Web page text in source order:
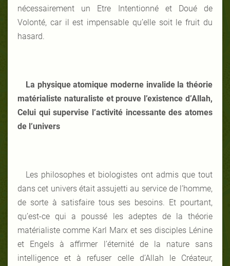
nécessairement un Etre Intentionné et Doué de
Volonté, car il est impensable qu’elle soit le fruit du
hasard.
La physique atomique moderne invalide la théorie
matérialiste naturaliste et prouve l’existence d’Allah,
Celui qui supervise l’activité incessante des atomes
de l’univers
Les philosophes et biologistes ont admis que tout
dans cet univers était assujetti au service de l’homme,
de sorte à satisfaire tous ses besoins. Et pourtant,
qu’est-ce qui a poussé les adeptes de la théorie
matérialiste comme Karl Marx et ses disciples Lénine
et Engels à affirmer l’éternité de la nature sans
intelligence et à refuser celle d’Allah le Créateur,